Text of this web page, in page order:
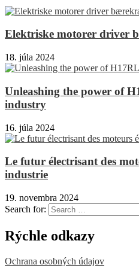
Elektriske motorer driver
18. júla 2024
Unleashing the power of
industry
16. júla 2024
Le futur électrisant des
industrie
19. novembra 2024
Search for:
Rýchle odkazy
Ochrana osobných údajov